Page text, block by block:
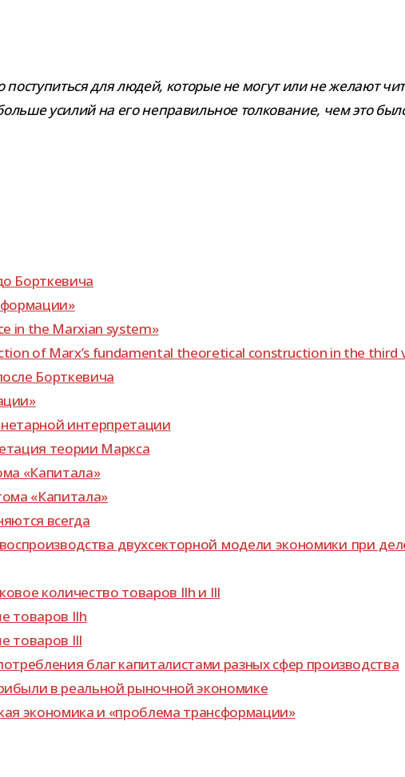
для людей, кото­рые не могут или не желают
уси­лий на его непра­виль­ное тол­ко­ва­ние, чем это
Борткевича
in the Marxian system»
of Marx’s fundamental theoretical construction in the third
Борткевича
интерпретации
тео­рии Маркса
«Капитала»
«Капитала»
всегда
двух­сек­тор­ной модели эко­но­мики при
коли­че­ство това­ров IIh и IIl
това­ров IIh
това­ров IIl
благ капи­та­ли­стами раз­ных сфер производства
в реаль­ной рыноч­ной экономике
эко­но­мика и «про­блема трансформации»